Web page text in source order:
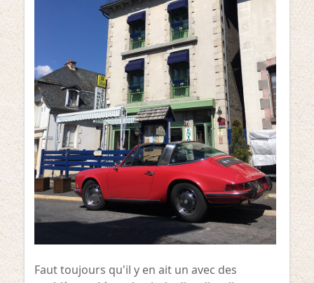
Faut toujours qu'il y en ait un avec des